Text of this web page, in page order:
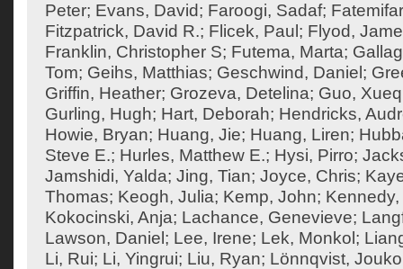
Peter; Evans, David; Faroogi, Sadaf;
Fitzpatrick, David R.; Flicek, Paul ; Flyod,
Franklin, Christopher S; Futema, Marta;
Tom; Geihs, Matthias; Geschwind, Daniel ;
Griffin, Heather; Grozeva, Detelina; Guo,
Gurling, Hugh; Hart, Deborah; Hendricks,
Howie, Bryan; Huang, Jie; Huang, Liren;
Steve E.; Hurles, Matthew E.; Hysi, Pirro;
Jamshidi, Yalda; Jing, Tian; Joyce, Chris;
Thomas; Keogh, Julia; Kemp, John;
Kokocinski, Anja; Lachance, Genevieve;
Lawson, Daniel ; Lee, Irene; Lek, Monkol ;
Li, Rui; Li, Yingrui; Liu, Ryan; Lönnqvist, Jouko